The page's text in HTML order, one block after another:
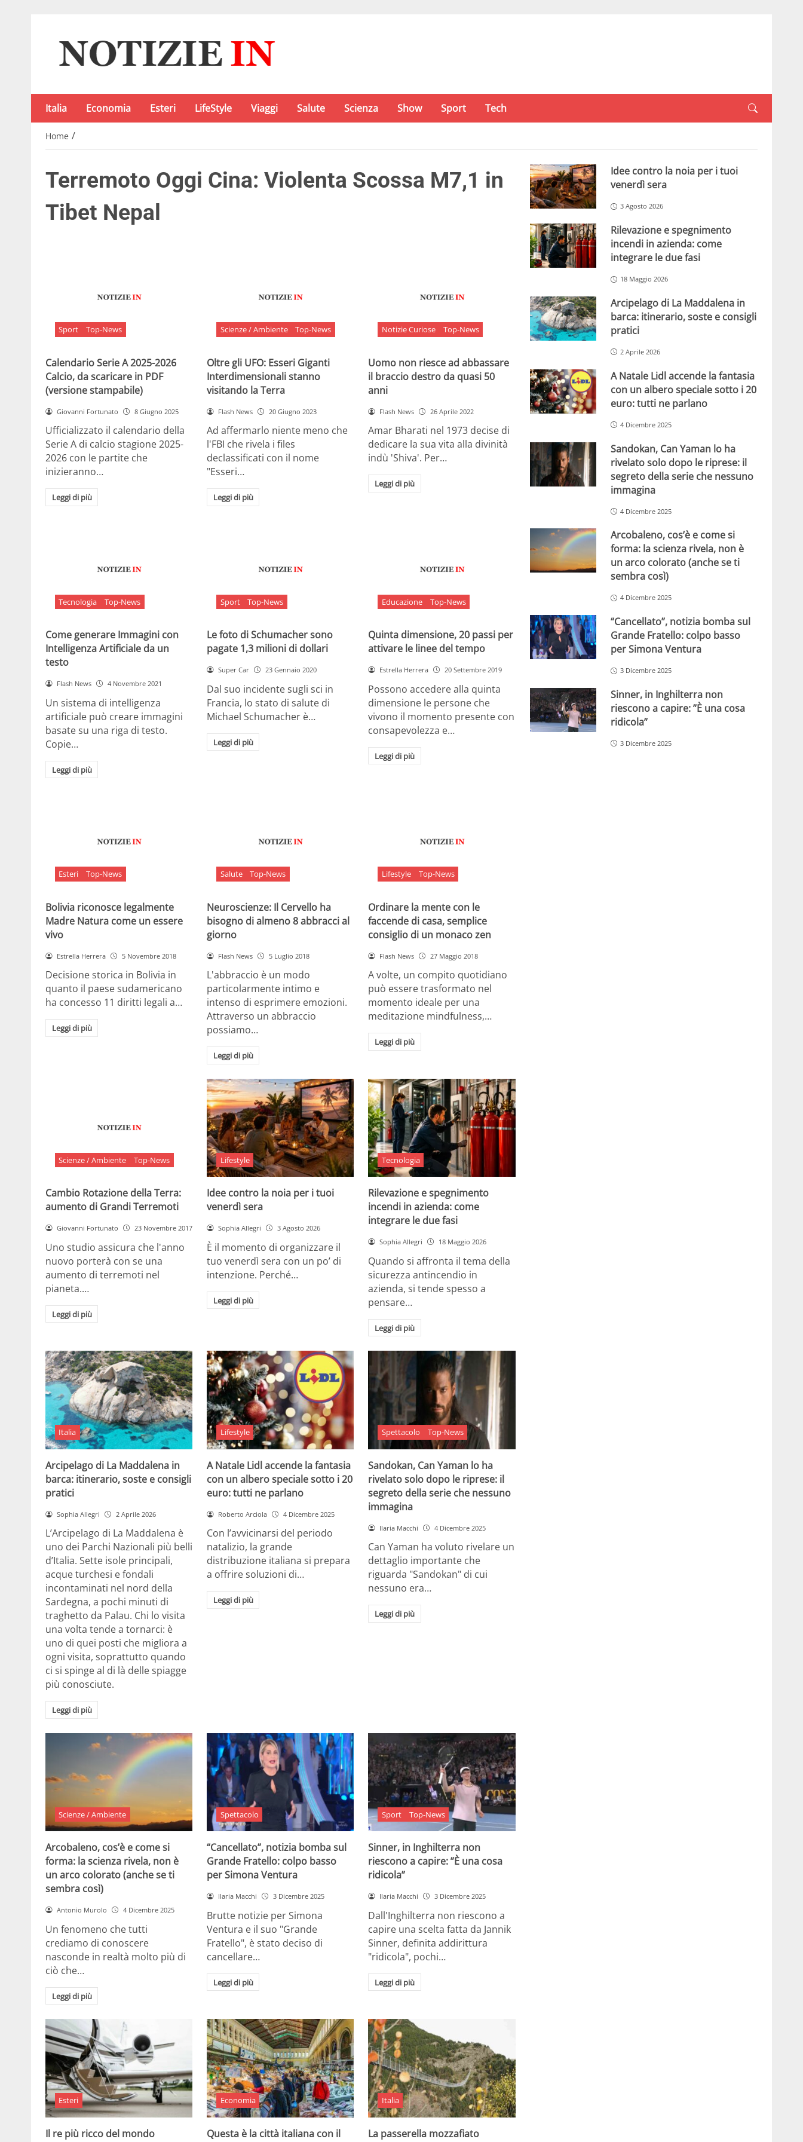
Italia Economia Esteri LifeStyle Viaggi Salute Scienza Show Sport Tech
Home /
Terremoto Oggi Cina: Violenta Scossa M7,1 in
Tibet Nepal
Sport Top-News
Calendario Serie A 2025-2026
Calcio, da scaricare in PDF
(versione stampabile)
Giovanni Fortunato 8 Giugno 2025
Ufficializzato il calendario della
Serie A di calcio stagione 2025-
2026 con le partite che
inizieranno…
Leggi di più
Scienze / Ambiente Top-News
Oltre gli UFO: Esseri Giganti
Interdimensionali stanno
visitando la Terra
Flash News 20 Giugno 2023
Ad affermarlo niente meno che
l'FBI che rivela i files
declassificati con il nome
"Esseri…
Leggi di più
Notizie Curiose Top-News
Uomo non riesce ad abbassare
il braccio destro da quasi 50
anni
Flash News 26 Aprile 2022
Amar Bharati nel 1973 decise di
dedicare la sua vita alla divinità
indù 'Shiva'. Per…
Leggi di più
Tecnologia Top-News
Come generare Immagini con
Intelligenza Artificiale da un
testo
Flash News 4 Novembre 2021
Un sistema di intelligenza
artificiale può creare immagini
basate su una riga di testo.
Copie…
Leggi di più
Sport Top-News
Le foto di Schumacher sono
pagate 1,3 milioni di dollari
Super Car 23 Gennaio 2020
Dal suo incidente sugli sci in
Francia, lo stato di salute di
Michael Schumacher è…
Leggi di più
Educazione Top-News
Quinta dimensione, 20 passi per
attivare le linee del tempo
Estrella Herrera 20 Settembre 2019
Possono accedere alla quinta
dimensione le persone che
vivono il momento presente con
consapevolezza e…
Leggi di più
Esteri Top-News
Bolivia riconosce legalmente
Madre Natura come un essere
vivo
Estrella Herrera 5 Novembre 2018
Decisione storica in Bolivia in
quanto il paese sudamericano
ha concesso 11 diritti legali a…
Leggi di più
Salute Top-News
Neuroscienze: Il Cervello ha
bisogno di almeno 8 abbracci al
giorno
Flash News 5 Luglio 2018
L'abbraccio è un modo
particolarmente intimo e
intenso di esprimere emozioni.
Attraverso un abbraccio
possiamo…
Leggi di più
Lifestyle Top-News
Ordinare la mente con le
faccende di casa, semplice
consiglio di un monaco zen
Flash News 27 Maggio 2018
A volte, un compito quotidiano
può essere trasformato nel
momento ideale per una
meditazione mindfulness,…
Leggi di più
Scienze / Ambiente Top-News
Cambio Rotazione della Terra:
aumento di Grandi Terremoti
Giovanni Fortunato 23 Novembre 2017
Uno studio assicura che l'anno
nuovo porterà con se una
aumento di terremoti nel
pianeta.…
Leggi di più
Lifestyle
Idee contro la noia per i tuoi
venerdì sera
Sophia Allegri 3 Agosto 2026
È il momento di organizzare il
tuo venerdì sera con un po’ di
intenzione. Perché…
Leggi di più
Tecnologia
Rilevazione e spegnimento
incendi in azienda: come
integrare le due fasi
Sophia Allegri 18 Maggio 2026
Quando si affronta il tema della
sicurezza antincendio in
azienda, si tende spesso a
pensare…
Leggi di più
Italia
Arcipelago di La Maddalena in
barca: itinerario, soste e consigli
pratici
Sophia Allegri 2 Aprile 2026
L’Arcipelago di La Maddalena è
uno dei Parchi Nazionali più belli
d’Italia. Sette isole principali,
acque turchesi e fondali
incontaminati nel nord della
Sardegna, a pochi minuti di
traghetto da Palau. Chi lo visita
una volta tende a tornarci: è
uno di quei posti che migliora a
ogni visita, soprattutto quando
ci si spinge al di là delle spiagge
più conosciute.
Leggi di più
Lifestyle
A Natale Lidl accende la fantasia
con un albero speciale sotto i 20
euro: tutti ne parlano
Roberto Arciola 4 Dicembre 2025
Con l’avvicinarsi del periodo
natalizio, la grande
distribuzione italiana si prepara
a offrire soluzioni di…
Leggi di più
Spettacolo Top-News
Sandokan, Can Yaman lo ha
rivelato solo dopo le riprese: il
segreto della serie che nessuno
immagina
Ilaria Macchi 4 Dicembre 2025
Can Yaman ha voluto rivelare un
dettaglio importante che
riguarda "Sandokan" di cui
nessuno era…
Leggi di più
Scienze / Ambiente
Arcobaleno, cos’è e come si
forma: la scienza rivela, non è
un arco colorato (anche se ti
sembra così)
Antonio Murolo 4 Dicembre 2025
Un fenomeno che tutti
crediamo di conoscere
nasconde in realtà molto più di
ciò che…
Leggi di più
Spettacolo
“Cancellato”, notizia bomba sul
Grande Fratello: colpo basso
per Simona Ventura
Ilaria Macchi 3 Dicembre 2025
Brutte notizie per Simona
Ventura e il suo "Grande
Fratello", è stato deciso di
cancellare…
Leggi di più
Sport Top-News
Sinner, in Inghilterra non
riescono a capire: ”È una cosa
ridicola”
Ilaria Macchi 3 Dicembre 2025
Dall'Inghilterra non riescono a
capire una scelta fatta da Jannik
Sinner, definita addirittura
"ridicola", pochi…
Leggi di più
Esteri
Il re più ricco del mondo
Economia
Questa è la città italiana con il
Italia
La passerella mozzafiato
Idee contro la noia per i tuoi
venerdì sera
3 Agosto 2026
Rilevazione e spegnimento
incendi in azienda: come
integrare le due fasi
18 Maggio 2026
Arcipelago di La Maddalena in
barca: itinerario, soste e consigli
pratici
2 Aprile 2026
A Natale Lidl accende la fantasia
con un albero speciale sotto i 20
euro: tutti ne parlano
4 Dicembre 2025
Sandokan, Can Yaman lo ha
rivelato solo dopo le riprese: il
segreto della serie che nessuno
immagina
4 Dicembre 2025
Arcobaleno, cos’è e come si
forma: la scienza rivela, non è
un arco colorato (anche se ti
sembra così)
4 Dicembre 2025
“Cancellato”, notizia bomba sul
Grande Fratello: colpo basso
per Simona Ventura
3 Dicembre 2025
Sinner, in Inghilterra non
riescono a capire: ”È una cosa
ridicola”
3 Dicembre 2025